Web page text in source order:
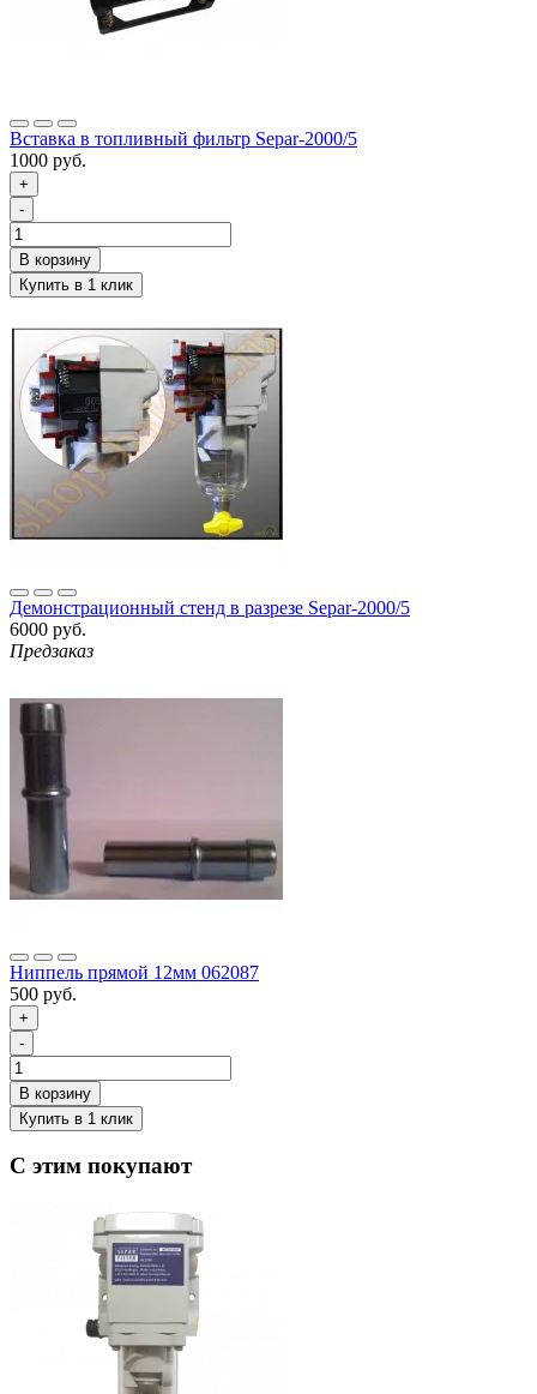
Вставка в топливный фильтр Separ-2000/5
1000 руб.
+
-
Демонстрационный стенд в разрезе Separ-2000/5
6000 руб.
Предзаказ
Ниппель прямой 12мм 062087
500 руб.
+
-
С этим покупают